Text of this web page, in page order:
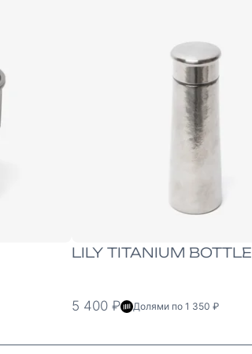
LILY TITANIUM BOTTLE
5 400 ₽ Долями по 1 350 ₽